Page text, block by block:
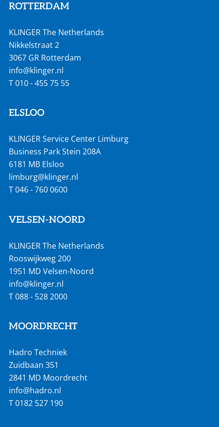
ROTTERDAM
KLINGER The Netherlands
Nikkelstraat 2
3067 GR Rotterdam
info@klinger.nl
T010 - 455 75 55
ELSLOO
KLINGER Service Center Limburg
Business Park Stein 208A
6181 MB Elsloo
limburg@klinger.nl
T046 - 760 0600
VELSEN-NOORD
KLINGER The Netherlands
Rooswijkweg 200
1951 MD Velsen-Noord
info@klinger.nl
T088 - 528 2000
MOORDRECHT
Hadro Techniek
Zuidbaan 351
2841 MD Moordrecht
info@hadro.nl
T0182 527 190